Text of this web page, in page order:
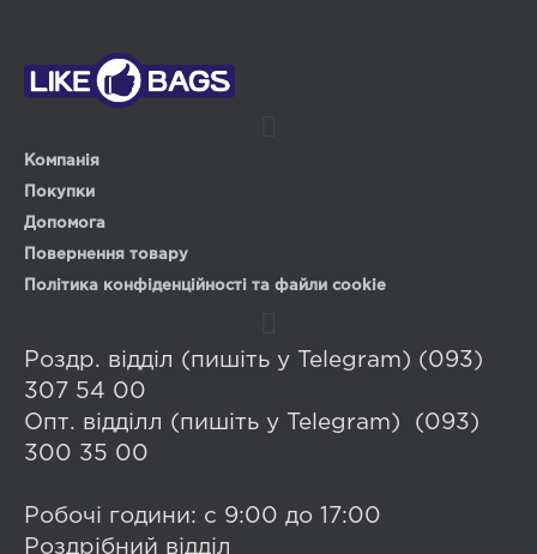
Компанія
Покупки
Допомога
Повернення товару
Політика конфіденційності та файли cookie
Роздр. відділ (пишіть у Telegram) (093)
307 54 00
Опт. відділл (пишіть у Telegram) (093)
300 35 00
Робочі години: с 9:00 до 17:00
Роздрібний відділ